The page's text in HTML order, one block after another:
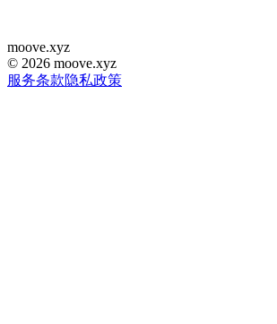
moove.xyz
© 2026 moove.xyz
服务条款隐私政策